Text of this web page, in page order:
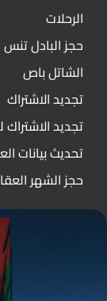
الرحلات
حجز البادل تنس
الشاتل باص
تجديد الاشتراك
تجديد الاشتراك
تحديث بيانات
حجز الشهر